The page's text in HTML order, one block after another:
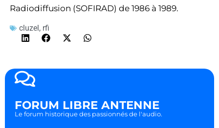
Radiodiffusion (SOFIRAD) de 1986 à 1989.
cluzel, rfi
FORUM LIBRE ANTENNE
Le forum historique des passionnés de l'audio.